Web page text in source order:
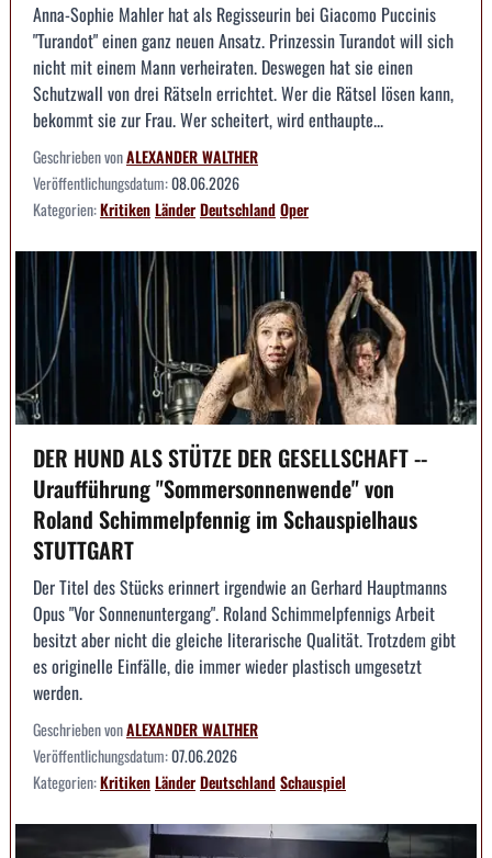
Anna-Sophie Mahler hat als Regisseurin bei Giacomo Puccinis
"Turandot" einen ganz neuen Ansatz. Prinzessin Turandot will sich
nicht mit einem Mann verheiraten. Deswegen hat sie einen
Schutzwall von drei Rätseln errichtet. Wer die Rätsel lösen kann,
bekommt sie zur Frau. Wer scheitert, wird enthaupte...
Geschrieben vonALEXANDER WALTHER
Veröffentlichungsdatum:08.06.2026
Kategorien:KritikenLänderDeutschlandOper
DER HUND ALS STÜTZE DER GESELLSCHAFT --
Uraufführung "Sommersonnenwende" von
Roland Schimmelpfennig im Schauspielhaus
STUTTGART
Der Titel des Stücks erinnert irgendwie an Gerhard Hauptmanns
Opus "Vor Sonnenuntergang". Roland Schimmelpfennigs Arbeit
besitzt aber nicht die gleiche literarische Qualität. Trotzdem gibt
es originelle Einfälle, die immer wieder plastisch umgesetzt
werden.
Geschrieben vonALEXANDER WALTHER
Veröffentlichungsdatum:07.06.2026
Kategorien:KritikenLänderDeutschlandSchauspiel